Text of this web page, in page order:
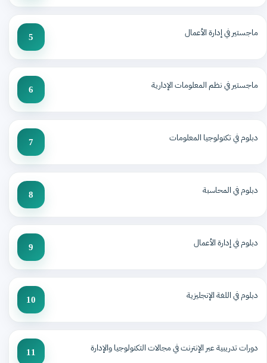
ماجستير في إدارة الأعمال 5
ماجستير في نظم المعلومات الإدارية 6
دبلوم في تكنولوجيا المعلومات 7
دبلوم في المحاسبة 8
دبلوم في إدارة الأعمال 9
دبلوم في اللغة الإنجليزية 10
دورات تدريبية عبر الإنترنت في مجالات التكنولوجيا والإدارة 11